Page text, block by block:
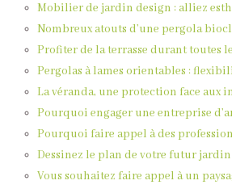
Mobilier de jardin design : alliez
Nombreux atouts d’une pergola
Profiter de la terrasse durant toutes
Pergolas à lames orientables :
La véranda, une protection face aux
Pourquoi engager une entreprise
Pourquoi faire appel à des
Dessinez le plan de votre futur
Vous souhaitez faire appel à un